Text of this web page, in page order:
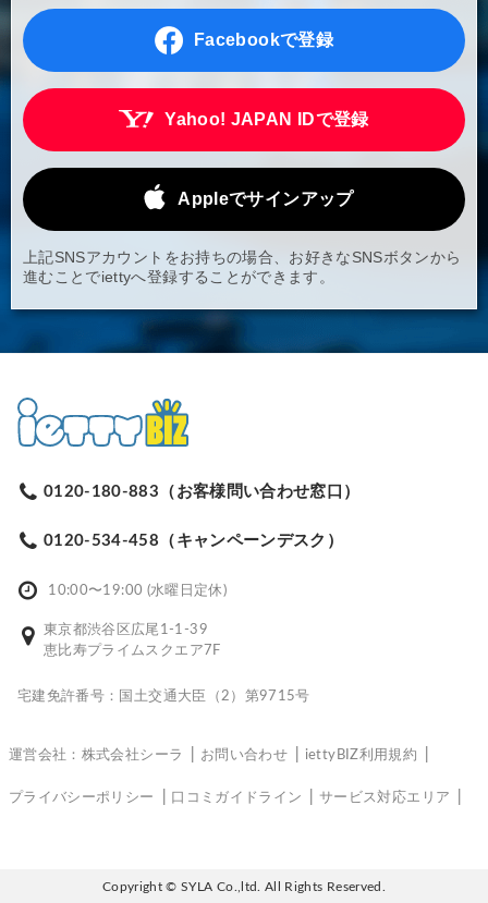
Facebookで登録
Yahoo! JAPAN IDで登録
Appleでサインアップ
上記SNSアカウントをお持ちの場合、お好きなSNSボタンから
進むことでiettyへ登録することができます。
0120-180-883（お客様問い合わせ窓口）
0120-534-458（キャンペーンデスク）
10:00〜19:00 (水曜日定休)
東京都渋谷区広尾1-1-39
恵比寿プライムスクエア7F
宅建免許番号：国土交通大臣（2）第9715号
運営会社：株式会社シーラ お問い合わせ iettyBIZ利用規約
プライバシーポリシー 口コミガイドライン サービス対応エリア
Copyright © SYLA Co.,ltd. All Rights Reserved.